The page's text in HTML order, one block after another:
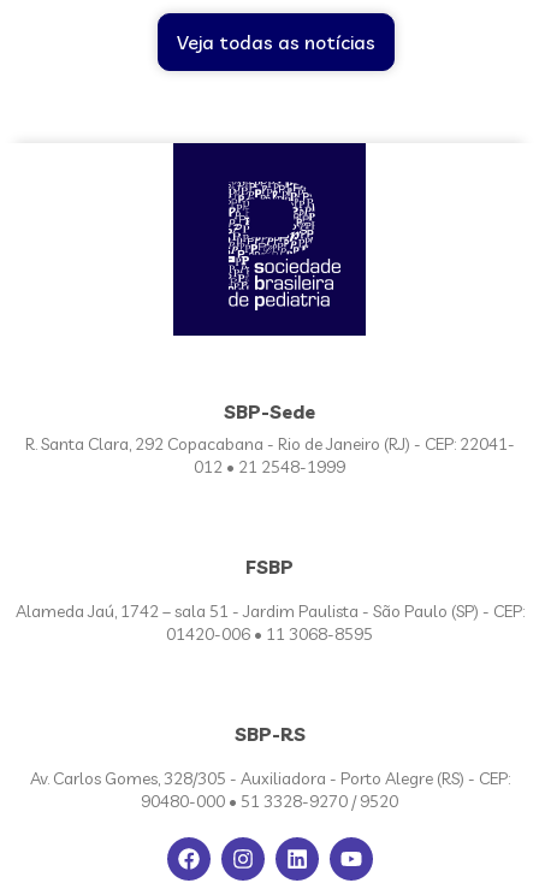
Veja todas as notícias
SBP-Sede
R. Santa Clara, 292 Copacabana - Rio de Janeiro (RJ) - CEP: 22041-
012 • 21 2548-1999
FSBP
Alameda Jaú, 1742 – sala 51 - Jardim Paulista - São Paulo (SP) - CEP:
01420-006 • 11 3068-8595
SBP-RS
Av. Carlos Gomes, 328/305 - Auxiliadora - Porto Alegre (RS) - CEP:
90480-000 • 51 3328-9270 / 9520